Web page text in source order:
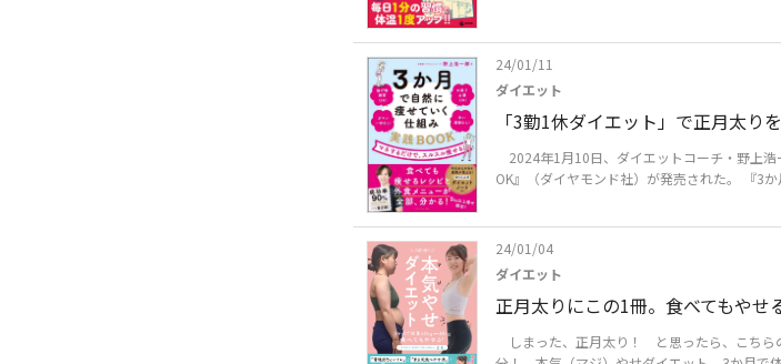
24/01/11
ダイエット
「3勤1休ダイエット」で正月太り
2024年1月10日、ダイエットコーチ・野上
OK』（ダイヤモンド社）が発売された。 『3
24/01/04
ダイエット
正月太りにこの1冊。食べてもや
しまった、正月太り！ と思ったら、こち